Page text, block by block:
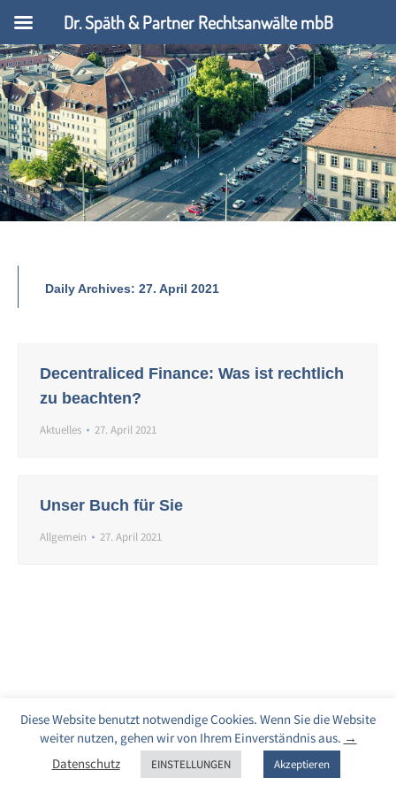
Daily Archives: 27. April 2021
Decentraliced Finance: Was ist rechtlich
zu beachten?
Aktuelles 27. April 2021
Unser Buch für Sie
Allgemein 27. April 2021
Diese Website benutzt notwendige Cookies. Wenn Sie die Website
weiter nutzen, gehen wir von Ihrem Einverständnis aus. →
Datenschutz
EINSTELLUNGEN Akzeptieren
Dr. Späth & Partner Rechtsanwälte mbB